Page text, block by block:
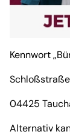
Kennwort
Schloßstraße
04425
Alternativ